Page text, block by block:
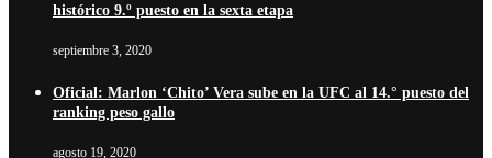
histórico 9.º puesto en la sexta etapa
septiembre 3, 2020
Oficial: Marlon ‘Chito’ Vera sube en la UFC al 14.° puesto del
ranking peso gallo
agosto 19, 2020